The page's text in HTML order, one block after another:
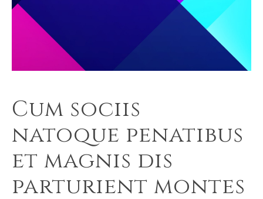
Cum sociis
natoque penatibus
et magnis dis
parturient montes